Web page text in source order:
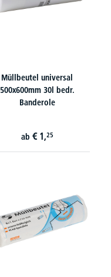
Müllbeutel universal
500x600mm 30l bedr.
Banderole
ab € 1,25